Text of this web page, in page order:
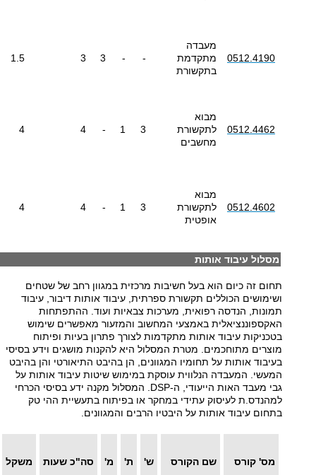
0512.4190
מעבדה
מתקדמת
בתקשורת
-
-
3
3
1.5
0512.4462
מבוא
לתקשורת
מחשבים
3
1
-
4
4
0512.4602
מבוא
לתקשורת
אופטית
3
1
-
4
4
מסלול עיבוד אותות
תחום זה כיום הוא בעל חשיבות מרכזית במגוון רחב של שטחים
ושימושים הכוללים תקשורת ספרתית, עיבוד אותות דיבור, עיבוד
תמונות, הנדסה רפואית, מערכות צבאיות ועוד. ההתפתחות
האקספוננציאלית באמצעי המחשוב והמזעור מאפשרים שימוש
בטכניקות עיבוד אותות מתקדמות לצורך פתרון בעיות ופיתוח
מוצרים מתוחכמים. מטרת המסלול היא להקנות מושגים וידע בסיסי
בעיבוד אותות על תחומיו המגוונים, הן בהיבט התיאורטי והן בהיבט
המעשי. המעבדה הנלווית עוסקת במימוש שיטות עיבוד אותות על
גבי מעבד האות הייעודי, ה-DSP . המסלול מקנה ידע בסיסי הכרחי
למהנדס.ת לעיסוק עתידי במחקר או בפיתוח בתעשיית ההי טק
בתחום עיבוד אותות על היבטיו הרבים והמגוונים.
מס' קורס שם הקורס ש' ת' מ' סה"כ שעות משקל